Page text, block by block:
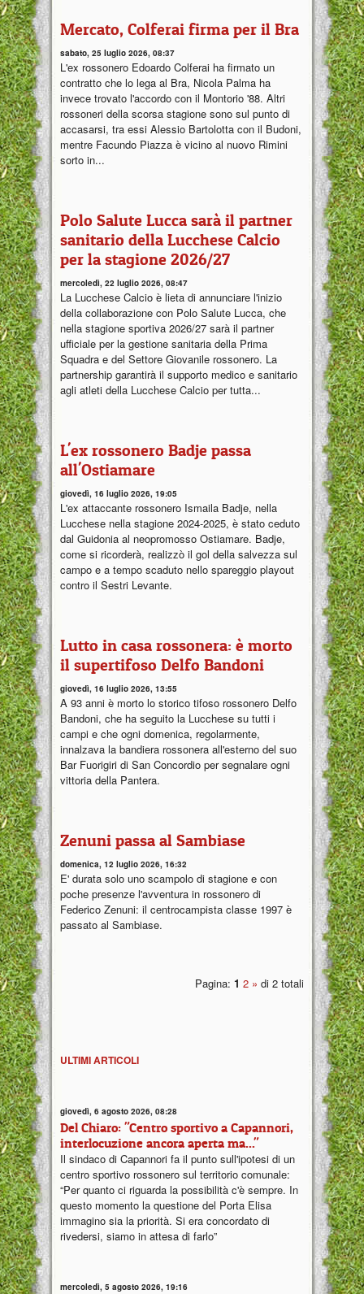
Mercato, Colferai firma per il Bra
sabato, 25 luglio 2026, 08:37
L'ex rossonero Edoardo Colferai ha firmato un
contratto che lo lega al Bra, Nicola Palma ha
invece trovato l'accordo con il Montorio '88. Altri
rossoneri della scorsa stagione sono sul punto di
accasarsi, tra essi Alessio Bartolotta con il Budoni,
mentre Facundo Piazza è vicino al nuovo Rimini
sorto in...
Polo Salute Lucca sarà il partner
sanitario della Lucchese Calcio
per la stagione 2026/27
mercoledì, 22 luglio 2026, 08:47
La Lucchese Calcio è lieta di annunciare l'inizio
della collaborazione con Polo Salute Lucca, che
nella stagione sportiva 2026/27 sarà il partner
ufficiale per la gestione sanitaria della Prima
Squadra e del Settore Giovanile rossonero. La
partnership garantirà il supporto medico e sanitario
agli atleti della Lucchese Calcio per tutta...
L'ex rossonero Badje passa
all'Ostiamare
giovedì, 16 luglio 2026, 19:05
L'ex attaccante rossonero Ismaila Badje, nella
Lucchese nella stagione 2024-2025, è stato ceduto
dal Guidonia al neopromosso Ostiamare. Badje,
come si ricorderà, realizzò il gol della salvezza sul
campo e a tempo scaduto nello spareggio playout
contro il Sestri Levante.
Lutto in casa rossonera: è morto
il supertifoso Delfo Bandoni
giovedì, 16 luglio 2026, 13:55
A 93 anni è morto lo storico tifoso rossonero Delfo
Bandoni, che ha seguito la Lucchese su tutti i
campi e che ogni domenica, regolarmente,
innalzava la bandiera rossonera all'esterno del suo
Bar Fuorigiri di San Concordio per segnalare ogni
vittoria della Pantera.
Zenuni passa al Sambiase
domenica, 12 luglio 2026, 16:32
E' durata solo uno scampolo di stagione e con
poche presenze l'avventura in rossonero di
Federico Zenuni: il centrocampista classe 1997 è
passato al Sambiase.
Pagina: 1 2 » di 2 totali
ULTIMI ARTICOLI
giovedì, 6 agosto 2026, 08:28
Del Chiaro: "Centro sportivo a Capannori,
interlocuzione ancora aperta ma..."
Il sindaco di Capannori fa il punto sull'ipotesi di un
centro sportivo rossonero sul territorio comunale:
“Per quanto ci riguarda la possibilità c'è sempre. In
questo momento la questione del Porta Elisa
immagino sia la priorità. Si era concordato di
rivedersi, siamo in attesa di farlo”
mercoledì, 5 agosto 2026, 19:16